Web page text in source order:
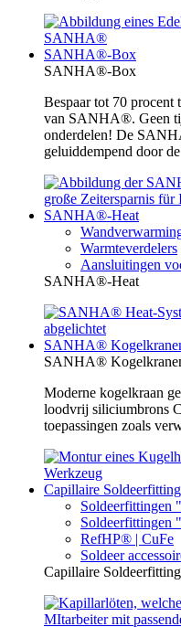
SANHA®-Box
SANHA®-Box
Bespaar tot 70 procent
van SANHA®. Geen
onderdelen! De
geluiddempend door
SANHA®-Heat
Warmteverdelers
Aansluitingen
SANHA®-Heat
SANHA®
SANHA®
Moderne kogelkraan
loodvrij siliciumbrons
toepassingen zoals
Capillaire
Soldeerfittingen
Soldeerfittingen
RefHP® | CuFe
Soldeer
Capillaire